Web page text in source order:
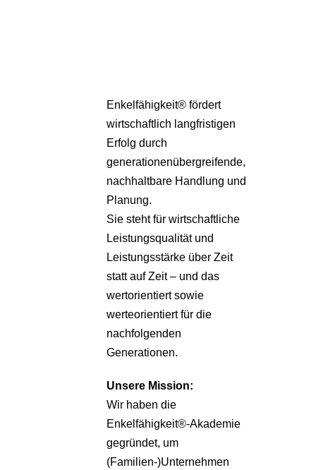
Enkelfähigkeit® fördert
wirtschaftlich langfristigen
Erfolg durch
generationenübergreifende,
nachhaltbare Handlung und
Planung.
Sie steht für wirtschaftliche
Leistungsqualität und
Leistungsstärke über Zeit
statt auf Zeit – und das
wertorientiert sowie
werteorientiert für die
nachfolgenden
Generationen.
Unsere Mission:
Wir haben die
Enkelfähigkeit®-Akademie
gegründet, um
(Familien-)Unternehmen